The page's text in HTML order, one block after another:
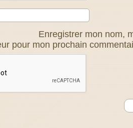
Enregistrer mon nom,
pour mon prochain